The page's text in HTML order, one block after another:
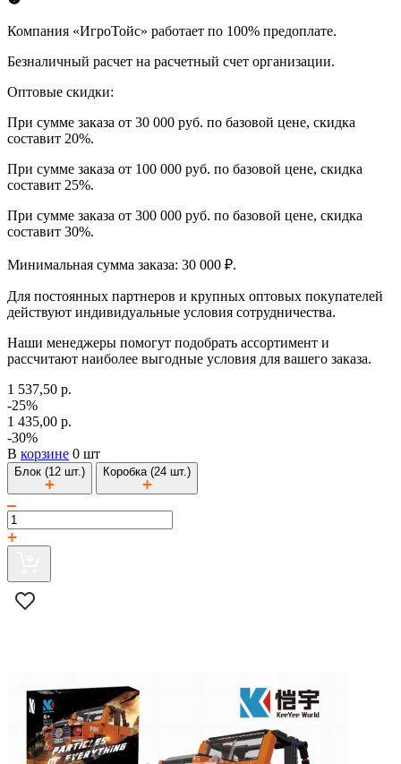
Компания «ИгроТойс» работает по 100% предоплате.
Безналичный расчет на расчетный счет организации.
Оптовые скидки:
При сумме заказа от 30 000 руб. по базовой цене, скидка
составит 20%.
При сумме заказа от 100 000 руб. по базовой цене, скидка
составит 25%.
При сумме заказа от 300 000 руб. по базовой цене, скидка
составит 30%.
Минимальная сумма заказа: 30 000 ₽.
Для постоянных партнеров и крупных оптовых покупателей
действуют индивидуальные условия сотрудничества.
Наши менеджеры помогут подобрать ассортимент и
рассчитают наиболее выгодные условия для вашего заказа.
1 537,50 р.
-25%
1 435,00 р.
-30%
В корзине 0 шт
Блок (12 шт.) Коробка (24 шт.)